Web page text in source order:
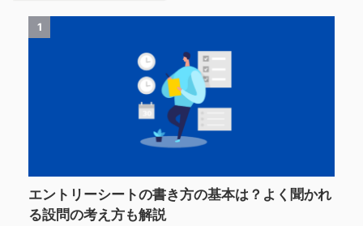
1
エントリーシートの書き方の基本は？よく聞かれ
る設問の考え方も解説